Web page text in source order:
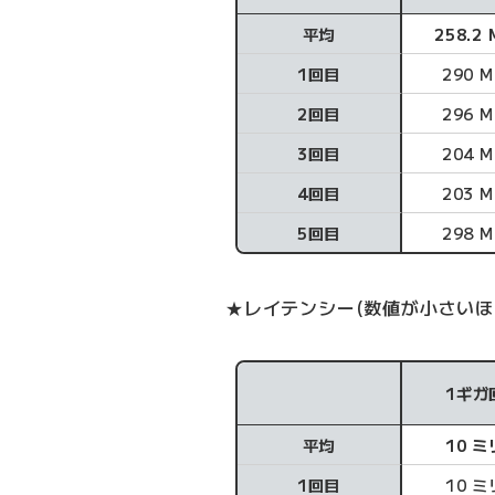
平均
258.2
1回目
290
2回目
296
3回目
204
4回目
203
5回目
298
★レイテンシー(数値が小さい
1ギガ
平均
10 ミ
1回目
10 ミ